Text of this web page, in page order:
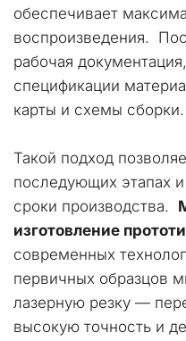
обеспечивает
воспроизведения.
рабочая
спецификации
карты и схемы сборки.
Такой подход
последующих этапах
сроки производства.
изготовление
современных
первичных образцов
лазерную резку —
высокую точность и